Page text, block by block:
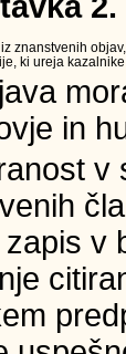
znanstvenih
ki ureja
in
v
zapis v